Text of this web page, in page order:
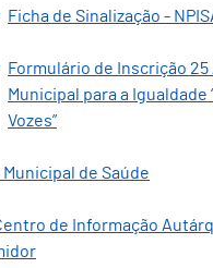
Ficha de Sinalização -
Formulário de Inscrição 25
Municipal para a Igualdade
Vozes”
de Saúde
de Informação